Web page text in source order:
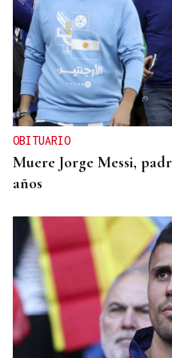
OBITUARIO
Muere Jorge Messi,
años